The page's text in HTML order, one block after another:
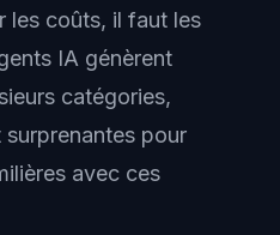
les coûts, il faut les
IA génèrent
catégories,
pour
avec ces